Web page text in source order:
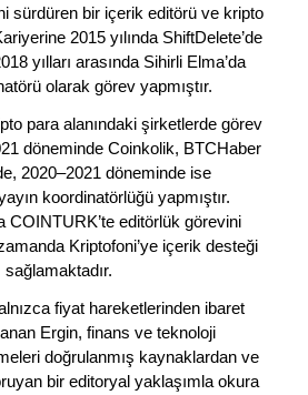
sürdüren bir içerik editörü ve kripto
2015 yılında ShiftDelete’de
yılları arasında Sihirli Elma’da
olarak görev yapmıştır.
para alanındaki şirketlerde görev
döneminde Coinkolik, BTCHaber
2020–2021 döneminde ise
koordinatörlüğü yapmıştır.
COINTURK’te editörlük görevini
Kriptofoni’ye içerik desteği
sağlamaktadır.
fiyat hareketlerinden ibaret
Ergin, finans ve teknoloji
doğrulanmış kaynaklardan ve
bir editoryal yaklaşımla okura